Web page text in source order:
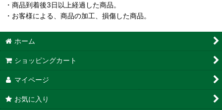
・商品到着後3日以上経過した商品。
・お客様による、商品の加工、損傷した商品。
ホーム
ショッピングカート
マイページ
お気に入り